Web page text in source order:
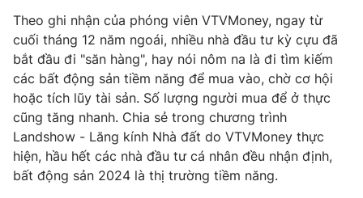
Giấy phép hoạt động báo in và báo điện tử số 483/GP-BTTTT
cấp ngày 29/12/2023
Tổng Biên tập:Vũ Thanh Thủy
Phó Tổng Biên tập:Nguyễn Thị Mỹ Hạnh, Phạm Quốc Thắng,
Nguyễn Trọng Ninh
Tổng đài VTV:024.38 355 931 - 024.38 355 932
Ðiện thoại Thời báo VTV:
024.66 897 897
Email:toasoan@vtv.vn
Theo ghi nhận của phóng viên VTVMoney, ngay từ
cuối tháng 12 năm ngoái, nhiều nhà đầu tư kỳ cựu đã
bắt đầu đi "săn hàng", hay nói nôm na là đi tìm kiếm
các bất động sản tiềm năng để mua vào, chờ cơ hội
hoặc tích lũy tài sản. Số lượng người mua để ở thực
cũng tăng nhanh. Chia sẻ trong chương trình
Landshow - Lăng kính Nhà đất do VTVMoney thực
hiện, hầu hết các nhà đầu tư cá nhân đều nhận định,
bất động sản 2024 là thị trường tiềm năng.